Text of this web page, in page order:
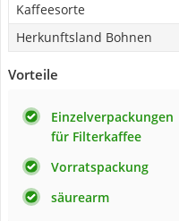
Kaffeesorte
Herkunftsland Bohnen
Vorteile
Einzelverpackungen
für Filterkaffee
Vorratspackung
säurearm